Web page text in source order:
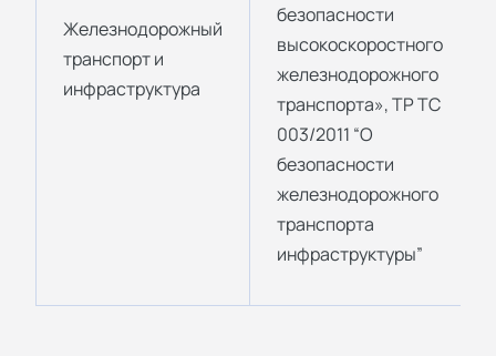
Железнодорожный
транспорт и
инфраструктура
безопасности
высокоскоростного
железнодорожного
транспорта», ТР ТС
003/2011 “О
безопасности
железнодорожного
транспорта
инфраструктуры”